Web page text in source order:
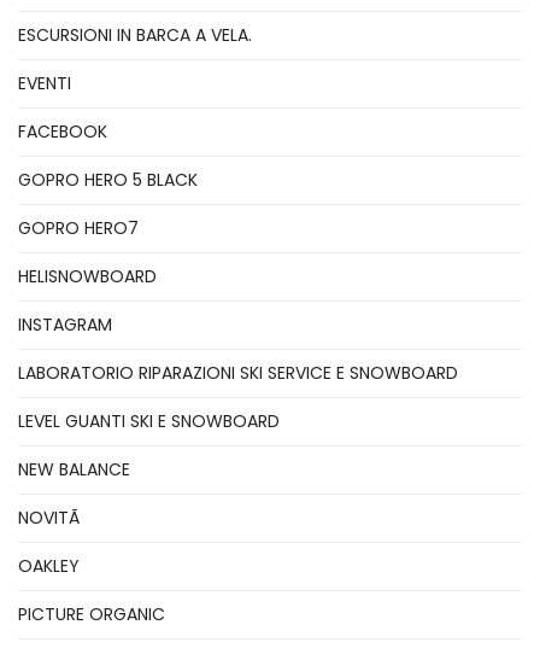
ESCURSIONI IN BARCA A VELA.
EVENTI
FACEBOOK
GOPRO HERO 5 BLACK
GOPRO HERO7
HELISNOWBOARD
INSTAGRAM
LABORATORIO RIPARAZIONI SKI SERVICE E SNOWBOARD
LEVEL GUANTI SKI E SNOWBOARD
NEW BALANCE
NOVITÃ
OAKLEY
PICTURE ORGANIC